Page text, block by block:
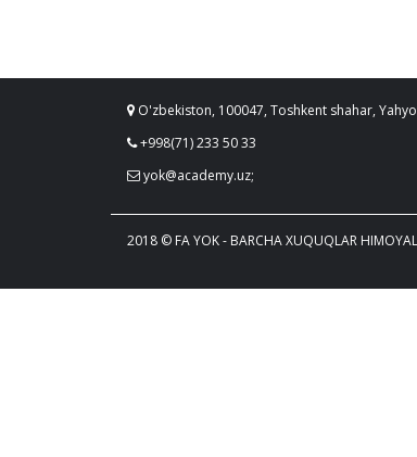
O'zbekiston, 100047, Toshkent shahar,
+998(71) 233 50 33
yok@academy.uz;
2018 © FA YOK - BARCHA XUQUQLAR